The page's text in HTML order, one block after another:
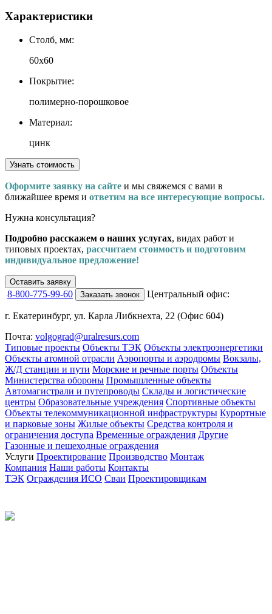
Характеристики
Столб, мм:
60х60
Покрытие:
полимерно-порошковое
Материал:
цинк
Узнать стоимость
Оформите заявку на сайте и мы свяжемся с вами в
ближайшее время и ответим на все интересующие вопросы.
Нужна консультация?
Подробно расскажем о наших услугах, видах работ и
типовых проектах, рассчитаем стоимость и подготовим
индивидуальное предложение!
Оставить заявку
8-800-775-99-60 Заказать звонок Центральный офис:
г. Екатеринбург, ул. Карла Либкнехта, 22 (Офис 604)
Почта: volgograd@uralresurs.com
Типовые проекты Объекты ТЭК Объекты электроэнергетики
Объекты атомной отрасли Аэропорты и аэродромы Вокзалы,
Ж/Д станции и пути Морские и речные порты Объекты
Министерства обороны Промышленные объекты
Автомагистрали и путепроводы Склады и логистические
центры Образовательные учреждения Спортивные объекты
Объекты телекоммуникационной инфраструктуры Курортные
и парковые зоны Жилые объекты Средства контроля и
ограничения доступа Временные ограждения Другие
Газонные и пешеходные ограждения
Услуги Проектирование Производство Монтаж
Компания Наши работы Контакты
ТЭК Ограждения ИСО Сваи Проектировщикам